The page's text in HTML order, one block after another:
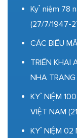
Kỷ niệm 78
(27/7/1947-
CÁC BIỂU
TRIỂN KHAI
NHA TRANG
KỶ NIỆM
VIỆT NAM
KỶ NIỆM 02